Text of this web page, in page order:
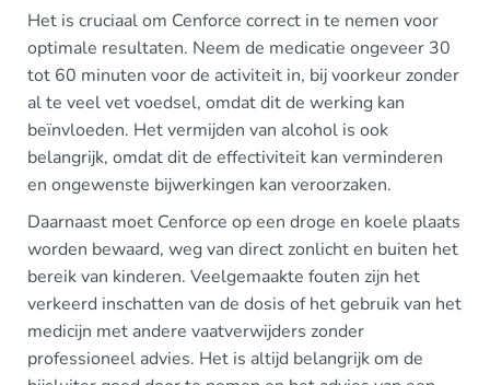
Het is cruciaal om Cenforce correct in te nemen voor
optimale resultaten. Neem de medicatie ongeveer 30
tot 60 minuten voor de activiteit in, bij voorkeur zonder
al te veel vet voedsel, omdat dit de werking kan
beïnvloeden. Het vermijden van alcohol is ook
belangrijk, omdat dit de effectiviteit kan verminderen
en ongewenste bijwerkingen kan veroorzaken.
Daarnaast moet Cenforce op een droge en koele plaats
worden bewaard, weg van direct zonlicht en buiten het
bereik van kinderen. Veelgemaakte fouten zijn het
verkeerd inschatten van de dosis of het gebruik van het
medicijn met andere vaatverwijders zonder
professioneel advies. Het is altijd belangrijk om de